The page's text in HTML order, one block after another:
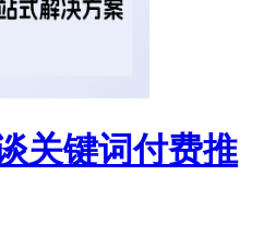
关键词付费推